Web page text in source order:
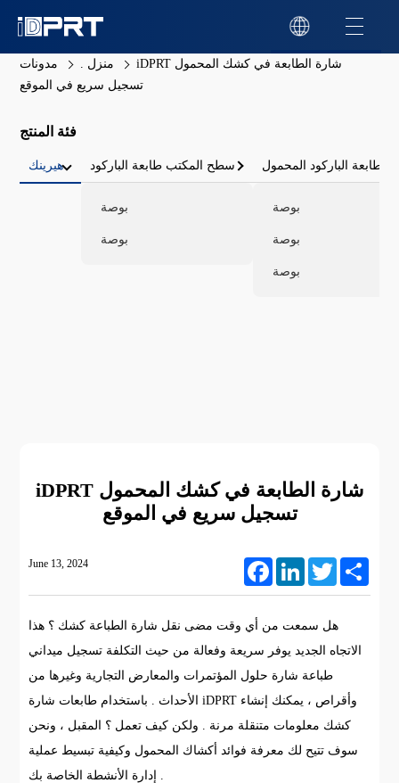
منزل . مدونات
iDPRT شارة الطابعة في كشك المحمول
تسجيل سريع في الموقع
فئة المنتج
هيرينك سطح المكتب طابعة الباركود
بوصة
بوصة
طابعة الباركود المحمول
بوصة
بوصة
بوصة
iDPRT شارة الطابعة في كشك المحمول
تسجيل سريع في الموقع
June 13, 2024 FacebookLinkedIn Twitter
هل سمعت من أي وقت مضى نقل شارة الطباعة كشك ؟ هذا
الاتجاه الجديد يوفر سريعة وفعالة من حيث التكلفة تسجيل ميداني
طباعة شارة حلول المؤتمرات والمعارض التجارية وغيرها من
الأحداث . باستخدام طابعات شارة iDPRT وأقراص ، يمكنك إنشاء
كشك معلومات متنقلة مرنة . ولكن كيف تعمل ؟ المقبل ، ونحن
سوف تتيح لك معرفة فوائد أكشاك المحمول وكيفية تبسيط عملية
إدارة الأنشطة الخاصة بك .